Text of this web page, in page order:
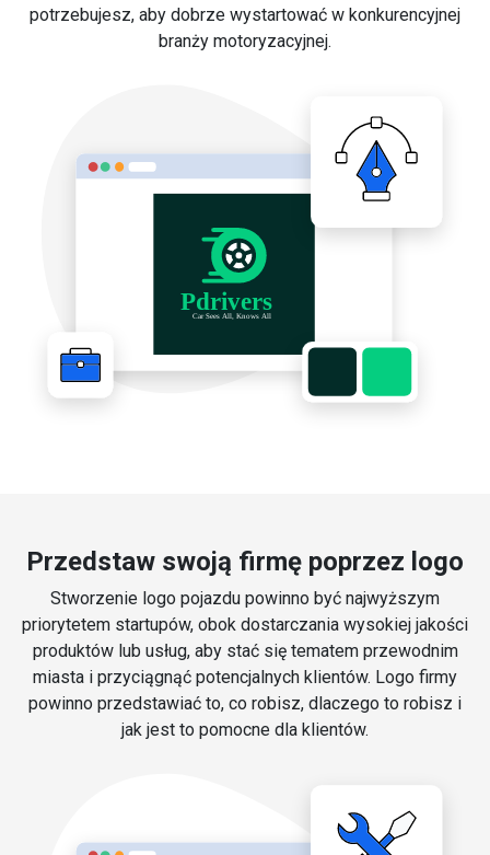
potrzebujesz, aby dobrze wystartować w konkurencyjnej
branży motoryzacyjnej.
Przedstaw swoją firmę poprzez logo
Stworzenie logo pojazdu powinno być najwyższym
priorytetem startupów, obok dostarczania wysokiej jakości
produktów lub usług, aby stać się tematem przewodnim
miasta i przyciągnąć potencjalnych klientów. Logo firmy
powinno przedstawiać to, co robisz, dlaczego to robisz i
jak jest to pomocne dla klientów.